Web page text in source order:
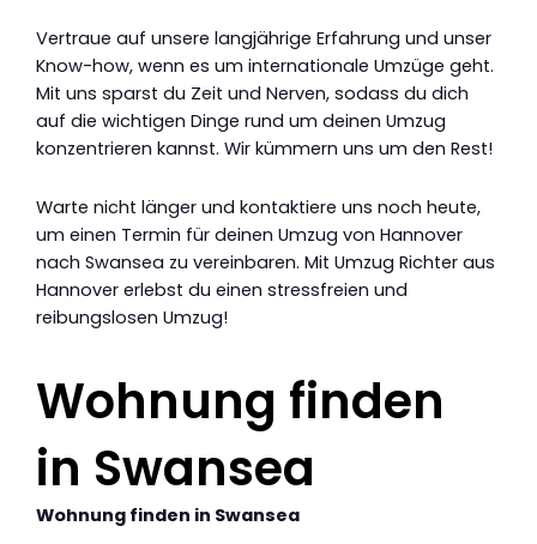
Vertraue auf unsere langjährige Erfahrung und unser
Know-how, wenn es um internationale Umzüge geht.
Mit uns sparst du Zeit und Nerven, sodass du dich
auf die wichtigen Dinge rund um deinen Umzug
konzentrieren kannst. Wir kümmern uns um den Rest!
Warte nicht länger und kontaktiere uns noch heute,
um einen Termin für deinen Umzug von Hannover
nach Swansea zu vereinbaren. Mit Umzug Richter aus
Hannover erlebst du einen stressfreien und
reibungslosen Umzug!
Wohnung finden
in Swansea
Wohnung finden in Swansea